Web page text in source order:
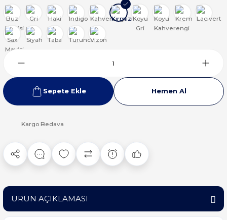
Sepete Ekle Hemen Al
Kargo Bedava
ÜRÜN AÇIKLAMASI